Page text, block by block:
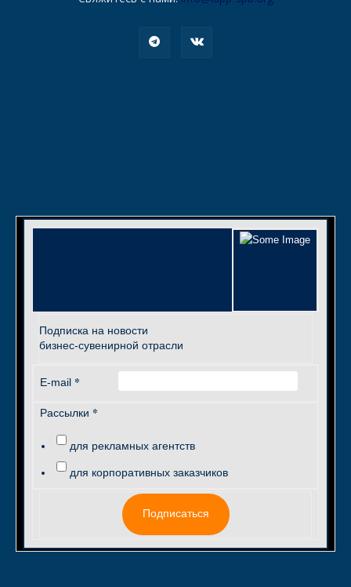
Подписка на новости
бизнес-сувенирной отрасли
E-mail *
Рассылки *
для рекламных агентств
для корпоративных заказчиков
Подписаться